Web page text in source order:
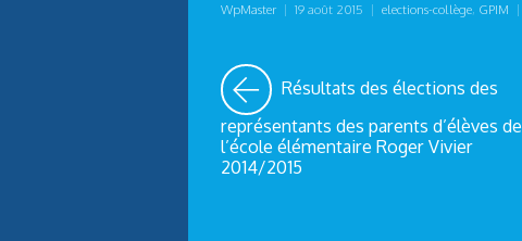
WpMaster | 19 août 2015 | elections-collège, GPIM |
Résultats des élections des
représentants des parents d’élèves de
l’école élémentaire Roger Vivier
2014/2015